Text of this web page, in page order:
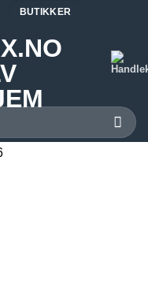
BUTIKKER